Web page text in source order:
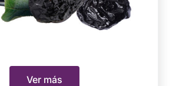
Ver más